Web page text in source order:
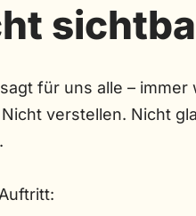
für uns alle – immer
Nicht verstellen. Nicht